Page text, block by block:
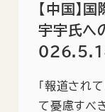
【中国】
宇宇氏へ
「報道され
て憂慮すべ